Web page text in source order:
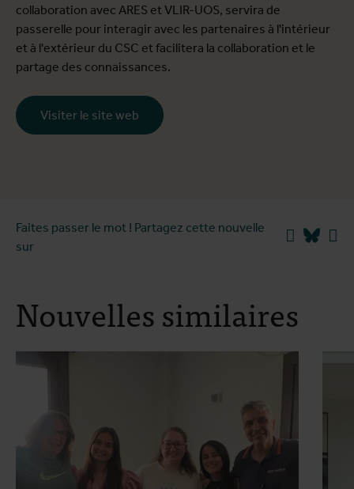
collaboration avec ARES et VLIR-UOS, servira de
passerelle pour interagir avec les partenaires à l'intérieur
et à l'extérieur du CSC et facilitera la collaboration et le
partage des connaissances.
Visiter le site web
Faites passer le mot ! Partagez cette nouvelle
sur
Facebook
Nouvelles similaires